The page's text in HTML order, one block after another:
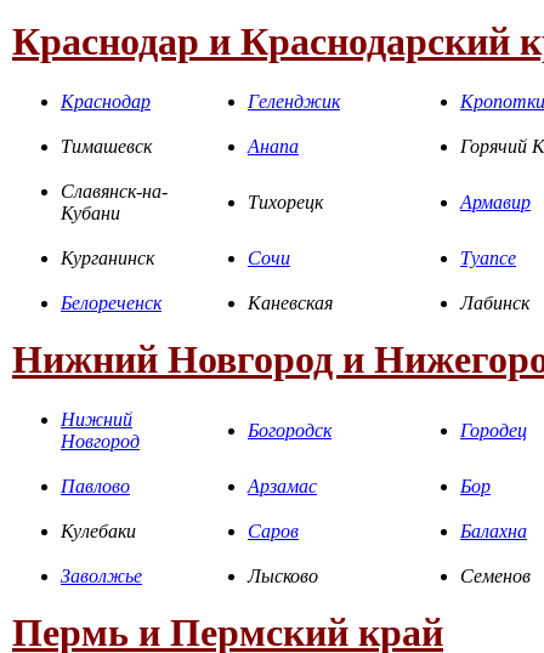
Краснодар и Краснодарский
Краснодар Геленджик
Тимашевск Анапа Горячий
Славянск-на-
Кубани
Тихорецк Армавир
Курганинск Сочи Туапсе
Белореченск Каневская Лабинск
Нижний Новгород и
Нижний
Новгород
Богородск Городец
Павлово Арзамас Бор
Кулебаки Саров Балахна
Заволжье Лысково Семенов
Пермь и Пермский край